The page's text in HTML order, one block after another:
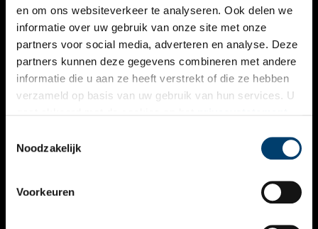
en om ons websiteverkeer te analyseren. Ook delen we
informatie over uw gebruik van onze site met onze
partners voor social media, adverteren en analyse. Deze
partners kunnen deze gegevens combineren met andere
informatie die u aan ze heeft verstrekt of die ze hebben
verzameld op basis van uw gebruik van hun services. U
Noodzakelijk
Voorkeuren
VERHALEN
NIEUWS
KALENDER
ACTIVITEITEN